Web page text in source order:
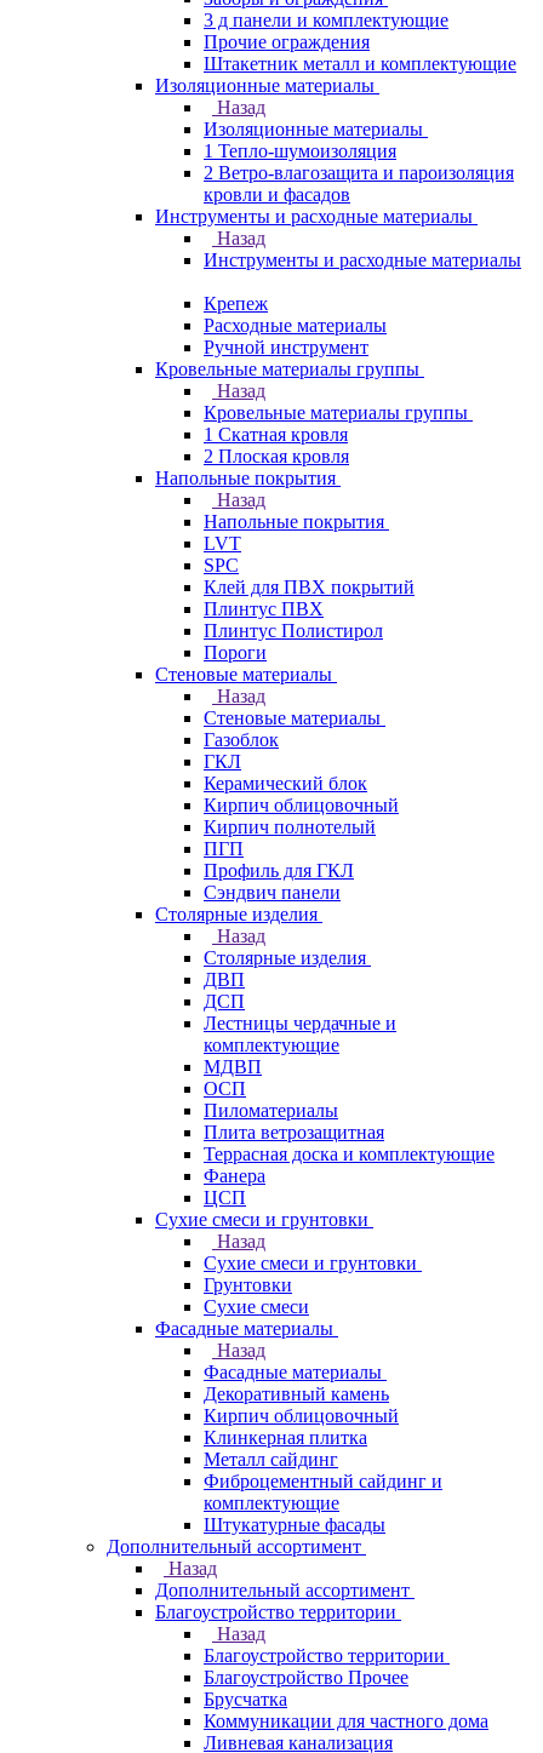
3 д панели и комплектующие
Прочие ограждения
Штакетник металл и комплектующие
Изоляционные материалы
Назад
Изоляционные материалы
1 Тепло-шумоизоляция
2 Ветро-влагозащита и пароизоляция
кровли и фасадов
Инструменты и расходные материалы
Назад
Инструменты и расходные материалы
Крепеж
Расходные материалы
Ручной инструмент
Кровельные материалы группы
Назад
Кровельные материалы группы
1 Скатная кровля
2 Плоская кровля
Напольные покрытия
Назад
Напольные покрытия
LVT
SPC
Клей для ПВХ покрытий
Плинтус ПВХ
Плинтус Полистирол
Пороги
Стеновые материалы
Назад
Стеновые материалы
Газоблок
ГКЛ
Керамический блок
Кирпич облицовочный
Кирпич полнотелый
ПГП
Профиль для ГКЛ
Сэндвич панели
Столярные изделия
Назад
Столярные изделия
ДВП
ДСП
Лестницы чердачные и
комплектующие
МДВП
ОСП
Пиломатериалы
Плита ветрозащитная
Террасная доска и комплектующие
Фанера
ЦСП
Сухие смеси и грунтовки
Назад
Сухие смеси и грунтовки
Грунтовки
Сухие смеси
Фасадные материалы
Назад
Фасадные материалы
Декоративный камень
Кирпич облицовочный
Клинкерная плитка
Металл сайдинг
Фиброцементный сайдинг и
комплектующие
Штукатурные фасады
Дополнительный ассортимент
Назад
Дополнительный ассортимент
Благоустройство территории
Назад
Благоустройство территории
Благоустройство Прочее
Брусчатка
Коммуникации для частного дома
Ливневая канализация